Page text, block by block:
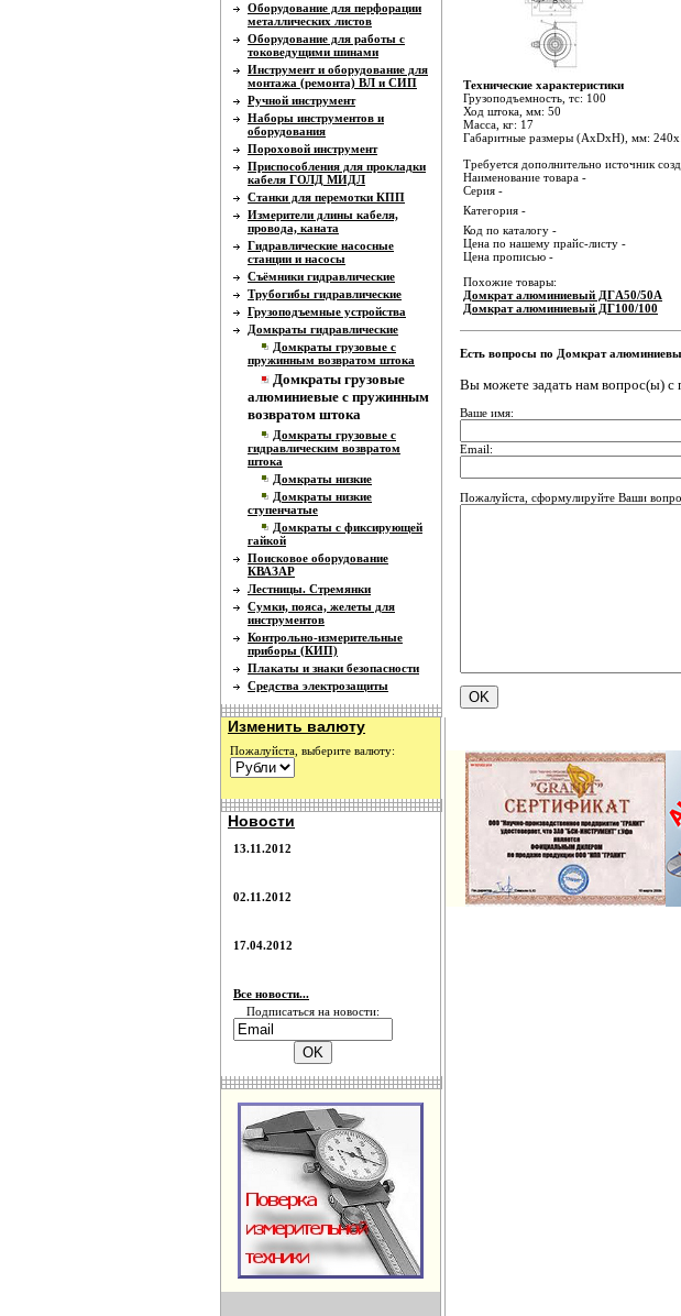
Оборудование для перфорации
металлических листов
Оборудование для работы с
токоведущими шинами
Инструмент и оборудование для
монтажа (ремонта) ВЛ и СИП
Ручной инструмент
Наборы инструментов и
оборудования
Пороховой инструмент
Приспособления для прокладки
кабеля ГОЛД МИДЛ
Станки для перемотки КПП
Измерители длины кабеля,
провода, каната
Гидравлические насосные
станции и насосы
Съёмники гидравлические
Трубогибы гидравлические
Грузоподъемные устройства
Домкраты гидравлические
Домкраты грузовые с
пружинным возвратом штока
Домкраты грузовые
алюминиевые с пружинным
возвратом штока
Домкраты грузовые с
гидравлическим возвратом
штока
Домкраты низкие
Домкраты низкие
ступенчатые
Домкраты с фиксирующей
гайкой
Поисковое оборудование
КВАЗАР
Лестницы. Стремянки
Сумки, пояса, желеты для
инструментов
Контрольно-измерительные
приборы (КИП)
Плакаты и знаки безопасности
Средства электрозащиты
Изменить валюту
Пожалуйста, выберите валюту:
Новости
13.11.2012
02.11.2012
17.04.2012
Все новости...
Подписаться на новости:
Технические характеристики
Грузоподъемность, тс: 100
Ход штока, мм: 50
Масса, кг: 17
Габаритные размеры (AxDxH), мм:
Требуется дополнительно источник
Наименование товара -
Серия -
Категория -
Код по каталогу -
Цена по нашему прайс-листу -
Цена прописью -
Похожие товары:
Домкрат алюминиевый ДГA50/50А
Домкрат алюминиевый ДГ100/100
Есть вопросы по Домкрат
Вы можете задать нам вопрос(ы)
Ваше имя:
Email:
Пожалуйста, сформулируйте Ваши